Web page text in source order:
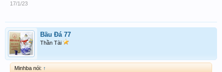
17/1/23
Bầu Đá 77
Thần Tài
Minhba nói: ↑